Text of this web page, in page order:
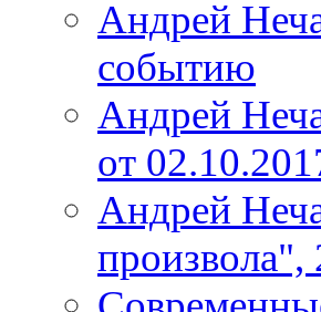
Андрей
событию
Андрей
от
Андрей
произвола",